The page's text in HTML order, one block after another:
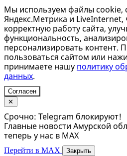
Мы используем файлы cookie,
Яндекс.Метрика и
корректную работу сайта,
функциональность,
персонализировать контент.
пользоваться сайтом или
принимаете нашу политику
данных.
Согласен
✕
Срочно: Telegram блокируют!
Главные новости Амурской
теперь у нас в MAX
Перейти в MAX Закрыть